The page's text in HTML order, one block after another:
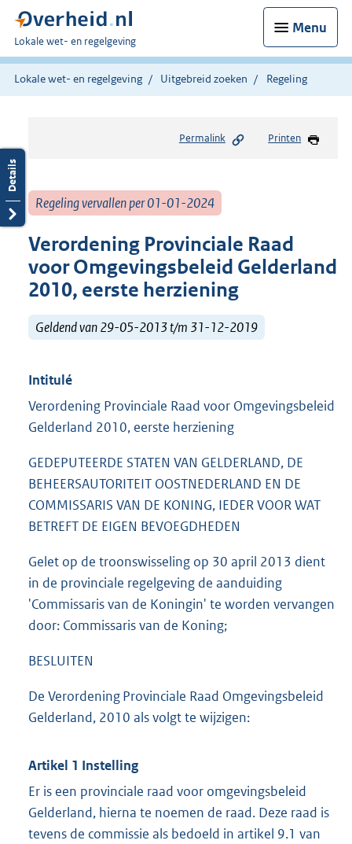
Menu
U
bent
hier:
Lokale wet- en regelgeving
Lokale wet- en regelgeving Uitgebreid zoeken Regeling
Permalink Printen
Regeling vervallen per 01-01-2024
Verordening Provinciale Raad
voor Omgevingsbeleid Gelderland
2010, eerste herziening
Geldend van 29-05-2013 t/m 31-12-2019
Intitulé
Verordening Provinciale Raad voor Omgevingsbeleid
Gelderland 2010, eerste herziening
GEDEPUTEERDE STATEN VAN GELDERLAND, DE
BEHEERSAUTORITEIT OOSTNEDERLAND EN DE
COMMISSARIS VAN DE KONING, IEDER VOOR WAT
BETREFT DE EIGEN BEVOEGDHEDEN
Gelet op de troonswisseling op 30 april 2013 dient
in de provinciale regelgeving de aanduiding
'Commissaris van de Koningin' te worden vervangen
door: Commissaris van de Koning;
BESLUITEN
De Verordening Provinciale Raad Omgevingsbeleid
Gelderland, 2010 als volgt te wijzigen:
Artikel 1 Instelling
Er is een provinciale raad voor omgevingsbeleid
Gelderland, hierna te noemen de raad. Deze raad is
tevens de commissie als bedoeld in artikel 9.1 van